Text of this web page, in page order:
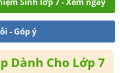
- Góp ý
Dành Cho Lớp 7